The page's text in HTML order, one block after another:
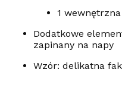
1
Dodatkowe
zapinany na napy
Wzór: delikatna